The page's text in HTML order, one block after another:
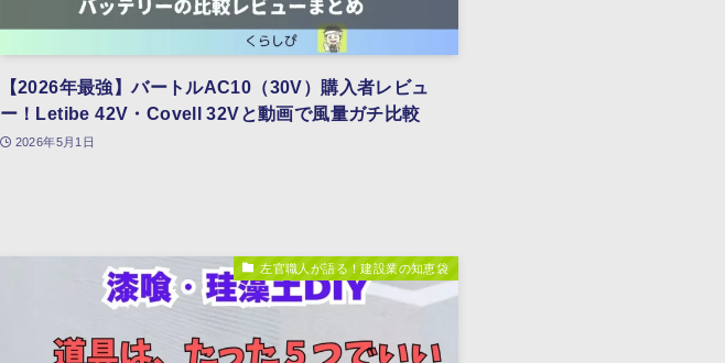
【2026年最強】バートルAC10（30V）購入者レビュ
ー！Letibe 42V・Covell 32Vと動画で風量ガチ比較
2026年5月1日
左官職人が語る！建設業の知恵袋